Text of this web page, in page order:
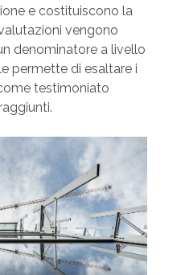
e costituiscono la
vengono
denominatore a livello
permette di esaltare i
testimoniato